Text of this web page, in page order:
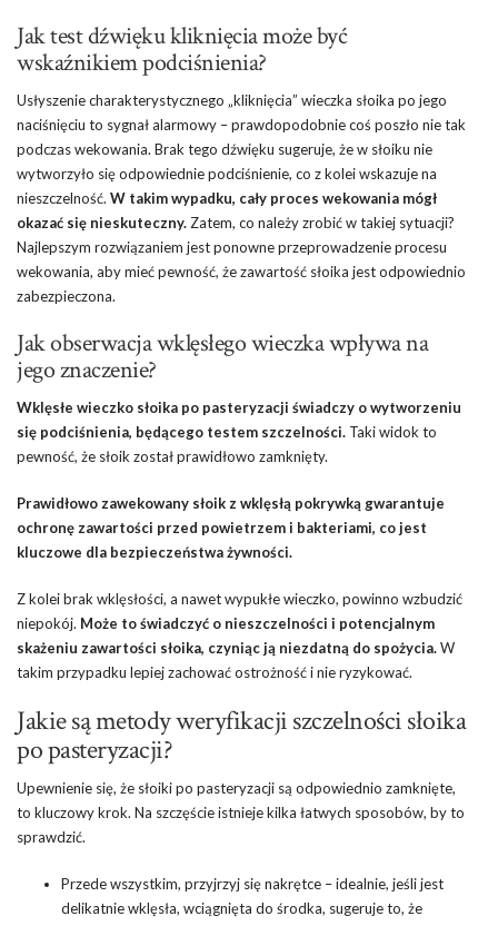
Jak test dźwięku kliknięcia może być
wskaźnikiem podciśnienia?
Usłyszenie charakterystycznego „kliknięcia” wieczka słoika po jego
naciśnięciu to sygnał alarmowy – prawdopodobnie coś poszło nie tak
podczas wekowania. Brak tego dźwięku sugeruje, że w słoiku nie
wytworzyło się odpowiednie podciśnienie, co z kolei wskazuje na
nieszczelność. W takim wypadku, cały proces wekowania mógł
okazać się nieskuteczny. Zatem, co należy zrobić w takiej sytuacji?
Najlepszym rozwiązaniem jest ponowne przeprowadzenie procesu
wekowania, aby mieć pewność, że zawartość słoika jest odpowiednio
zabezpieczona.
Jak obserwacja wklęsłego wieczka wpływa na
jego znaczenie?
Wklęsłe wieczko słoika po pasteryzacji świadczy o wytworzeniu
się podciśnienia, będącego testem szczelności. Taki widok to
pewność, że słoik został prawidłowo zamknięty.
Prawidłowo zawekowany słoik z wklęsłą pokrywką gwarantuje
ochronę zawartości przed powietrzem i bakteriami, co jest
kluczowe dla bezpieczeństwa żywności.
Z kolei brak wklęsłości, a nawet wypukłe wieczko, powinno wzbudzić
niepokój. Może to świadczyć o nieszczelności i potencjalnym
skażeniu zawartości słoika, czyniąc ją niezdatną do spożycia.W
takim przypadku lepiej zachować ostrożność i nie ryzykować.
Jakie są metody weryfikacji szczelności słoika
po pasteryzacji?
Upewnienie się, że słoiki po pasteryzacji są odpowiednio zamknięte,
to kluczowy krok. Na szczęście istnieje kilka łatwych sposobów, by to
sprawdzić.
Przede wszystkim, przyjrzyj się nakrętce – idealnie, jeśli jest
delikatnie wklęsła, wciągnięta do środka, sugeruje to, że